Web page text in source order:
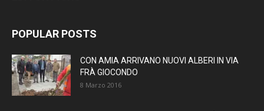
POPULAR POSTS
CON AMIA ARRIVANO NUOVI ALBERI IN VIA
FRÀ GIOCONDO
8 Marzo 2016